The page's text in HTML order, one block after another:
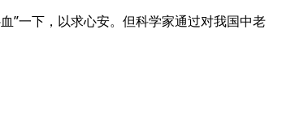
”一下，以求心安。但科学家通过对我国中老